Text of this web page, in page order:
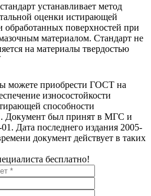
устанавливает метод
оценки истирающей
обработанных поверхностей при
материалом. Стандарт не
на материалы твердостью
можете приобрести ГОСТ на
износостойкости
способности
Документ был принят в МГС и
Дата последнего издания 2005-
документ действует в таких
бесплатно!